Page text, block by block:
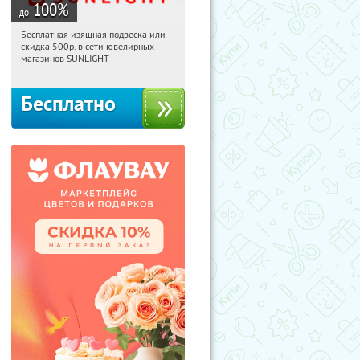
до 100%
16:03:48 Получили:
Россия
Бесплатная изящная подвеска или
скидка 500р. в сети ювелирных
магазинов SUNLIGHT
Бесплатно